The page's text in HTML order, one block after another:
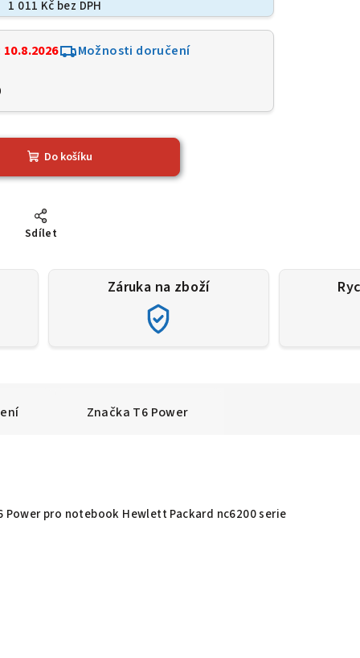
1 011 Kč bez DPH
10.8.2026 Možnosti doručení
Do košíku
Sdílet
Záruka na zboží
Značka T6 Power
pro notebook Hewlett Packard nc6200 serie